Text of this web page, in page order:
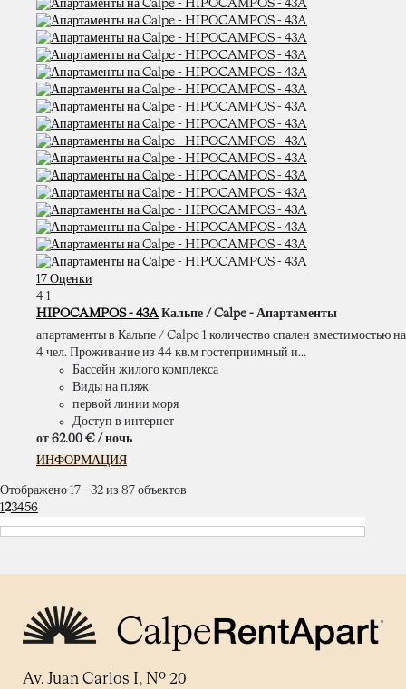
17 Оценки
4 1
HIPOCAMPOS - 43A Кальпе / Calpe - Апартаменты
апартаменты в Кальпе / Calpe 1 количество спален вместимостью на
4 чел. Проживание из 44 кв.м гостеприимный и...
Бассейн жилого комплекса
Виды на пляж
первой линии моря
Доступ в интернет
от 62.00 € / ночь
ИНФОРМАЦИЯ
Отображено 17 - 32 из 87 объектов
123456
Av. Juan Carlos I, Nº 20